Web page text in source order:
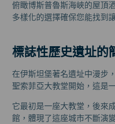
俯瞰博斯普魯斯海峽的屋頂
多樣化的選擇確保您能找到
標誌性歷史遺址的
在伊斯坦堡著名遺址中漫步
聖索菲亞大教堂開始，這是
它最初是一座大教堂，後來
館，體現了這座城市不斷演